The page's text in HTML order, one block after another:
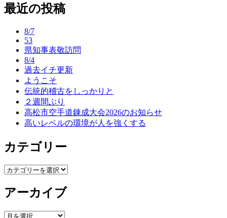
ナ
最近の投稿
8/7
53
県知事表敬訪問
8/4
過去イチ更新
ようこそ
伝統的稽古をしっかりと
２週間ぶり
高松市空手道錬成大会2026のお知らせ
高いレベルの環境が人を強くする
カテゴリー
カ
ゴ
ー
アーカイブ
ア